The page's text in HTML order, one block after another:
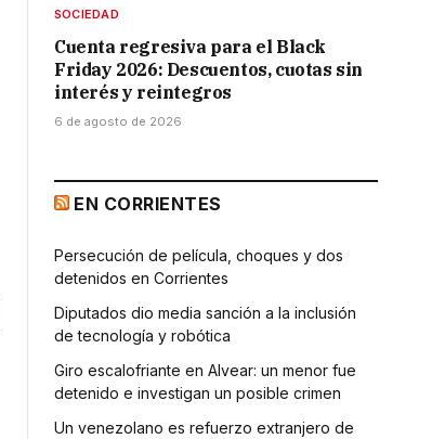
SOCIEDAD
Cuenta regresiva para el Black
Friday 2026: Descuentos, cuotas sin
interés y reintegros
6 de agosto de 2026
EN CORRIENTES
Persecución de película, choques y dos
detenidos en Corrientes
Diputados dio media sanción a la inclusión
de tecnología y robótica
Giro escalofriante en Alvear: un menor fue
detenido e investigan un posible crimen
Un venezolano es refuerzo extranjero de